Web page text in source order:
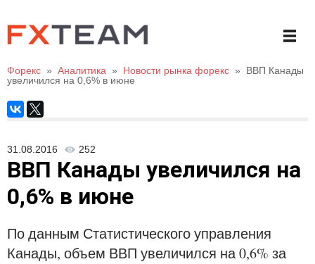
Форекс » Аналитика » Новости рынка форекс »
ВВП Канады
увеличился на 0,6% в июне
31.08.2016 252
ВВП Канады увеличился на
0,6% в июне
По данным Статистического управления
Канады, объем ВВП увеличился на 0,6% за